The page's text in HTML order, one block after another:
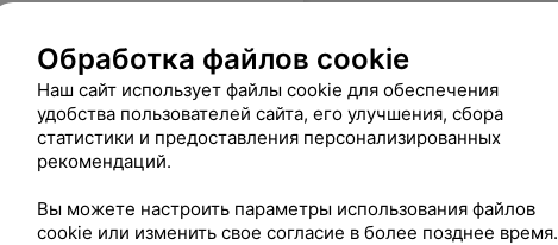
Обработка файлов cookie
Наш сайт использует файлы cookie для обеспечения
удобства пользователей сайта, его улучшения, сбора
статистики и предоставления персонализированных
рекомендаций.
Вы можете настроить параметры использования файлов
cookie или изменить свое согласие в более позднее время.